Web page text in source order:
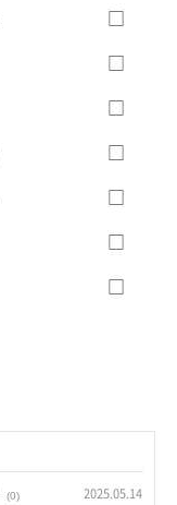
□
□
□
□
□
□
□
(0) 2025.05.14